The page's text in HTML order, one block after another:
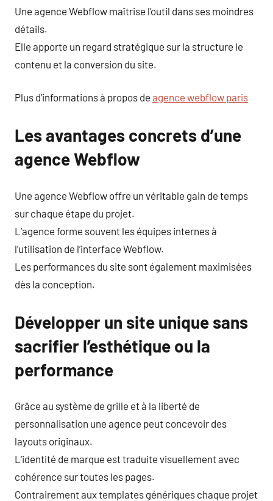
Une agence Webflow maîtrise l’outil dans ses moindres
détails.
Elle apporte un regard stratégique sur la structure le
contenu et la conversion du site.
Plus d’informations à propos de agence webflow paris
Les avantages concrets d’une
agence Webflow
Une agence Webflow offre un véritable gain de temps
sur chaque étape du projet.
L’agence forme souvent les équipes internes à
l’utilisation de l’interface Webflow.
Les performances du site sont également maximisées
dès la conception.
Développer un site unique sans
sacrifier l’esthétique ou la
performance
Grâce au système de grille et à la liberté de
personnalisation une agence peut concevoir des
layouts originaux.
L’identité de marque est traduite visuellement avec
cohérence sur toutes les pages.
Contrairement aux templates génériques chaque projet